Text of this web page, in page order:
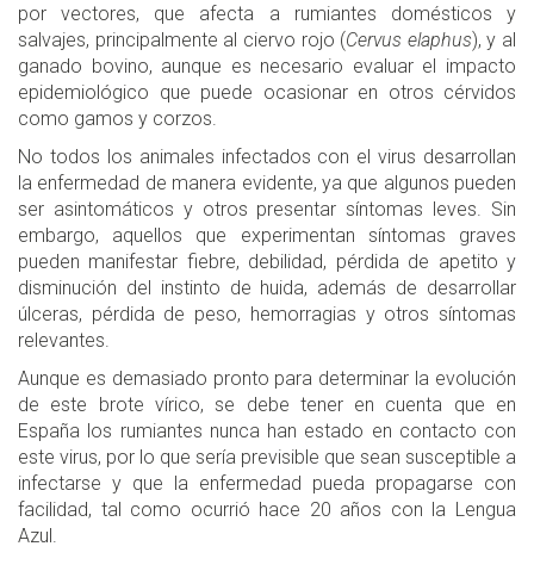
por vectores, que afecta a rumiantes domésticos y
salvajes, principalmente al ciervo rojo (Cervus elaphus), y al
ganado bovino, aunque es necesario evaluar el impacto
epidemiológico que puede ocasionar en otros cérvidos
como gamos y corzos.
No todos los animales infectados con el virus desarrollan
la enfermedad de manera evidente, ya que algunos pueden
ser asintomáticos y otros presentar síntomas leves. Sin
embargo, aquellos que experimentan síntomas graves
pueden manifestar fiebre, debilidad, pérdida de apetito y
disminución del instinto de huida, además de desarrollar
úlceras, pérdida de peso, hemorragias y otros síntomas
relevantes.
Aunque es demasiado pronto para determinar la evolución
de este brote vírico, se debe tener en cuenta que en
España los rumiantes nunca han estado en contacto con
este virus, por lo que sería previsible que sean susceptible a
infectarse y que la enfermedad pueda propagarse con
facilidad, tal como ocurrió hace 20 años con la Lengua
Azul.